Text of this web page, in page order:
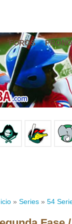
FOROS
» Series » 54